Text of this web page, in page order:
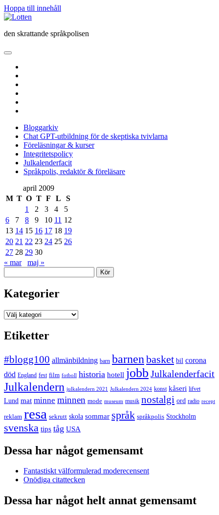
Hoppa till innehåll
Lotten
den skrattande språkpolisen
öppna
meny
Bloggarkiv
Chat GPT-utbildning för de skeptiska tvivlarna
Föreläsningar & kurser
Integritetspolicy
Julkalenderfacit
Språkpolis, redaktör & föreläsare
Sidopanel
april 2009
M T O T F L
S
1
2 3 4
5
6
7 8 9 10 11 12
13 14 15 16 17 18 19
20 21 22 23 24 25 26
27 28 29 30
« mar
maj »
Kategorier
Kategorier
Etiketter
#blogg100 allmänbildning barn barnen basket bil corona
död England fest film fotboll historia hotell jobb Julkalenderfacit
Julkalendern julkalendern 2021 Julkalendern 2024 konst kåseri lifvet
Lund mat minne minnen mode museum musik nostalgi ord radio recept
reklam resa sekrutt skola sommar språk språkpolis Stockholm
svenska tips tåg USA
Dessa har något gemensamt
Fantastiskt välformulerad moderecensent
Onödiga citattecken
Dessa har något helt annat gemensamt